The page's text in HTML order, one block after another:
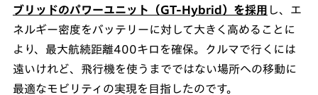
ブリッドのパワーユニット（GT-Hybrid）を採用 し、エ
ネルギー密度をバッテリーに対して大きく高めることに
より、最大航続距離400キロを確保。クルマで行くには
遠いけれど、飛行機を使うまでではない場所への移動に
最適なモビリティの実現を目指したのです。